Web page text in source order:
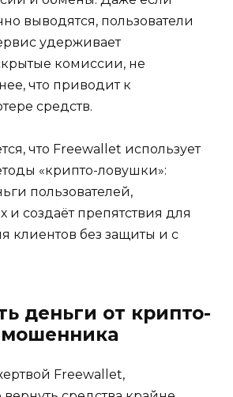
выводятся, пользователи
удерживает
комиссии, не
что приводит к
средств.
что Freewallet использует
«крипто-ловушки»:
пользователей,
и создаёт препятствия для
клиентов без защиты и с
деньги от крипто-
Freewallet,